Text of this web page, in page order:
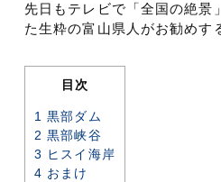
先日もテレビで「全国の絶景
た生粋の富山県人がお勧めす
目次
1 黒部ダム
2 黒部峡谷
3 ヒスイ海岸
4 おまけ